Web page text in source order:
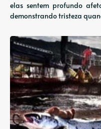
elas sentem profundo
demonstrando tristeza